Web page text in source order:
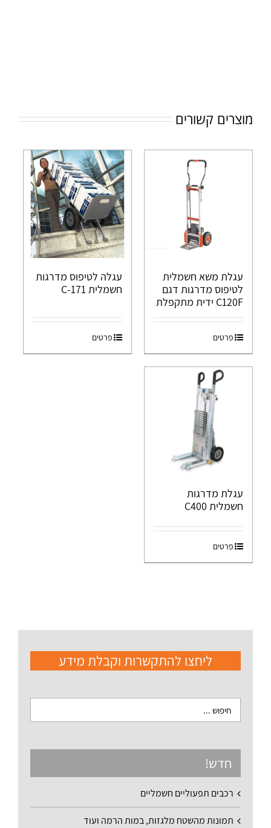
מוצרים קשורים
עגלת משא חשמלית
לטיפוס מדרגות דגם
C120F ידית מתקפלת
פרטים
עגלה לטיפוס מדרגות
חשמלית C-171
פרטים
עגלת מדרגות
חשמלית C400
פרטים
ליחצו להתקשרות וקבלת מידע
חדש!
רכבים תפעוליים חשמליים
תמונות מהשטח מלגזות, במות הרמה ועוד